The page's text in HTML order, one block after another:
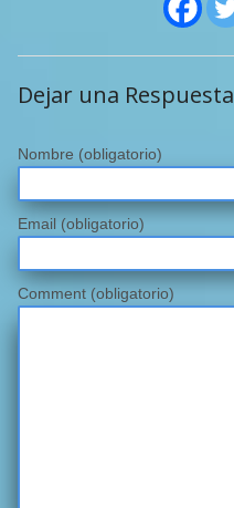
Dejar una Respuesta
Nombre (obligatorio)
Email (obligatorio)
Comment (obligatorio)